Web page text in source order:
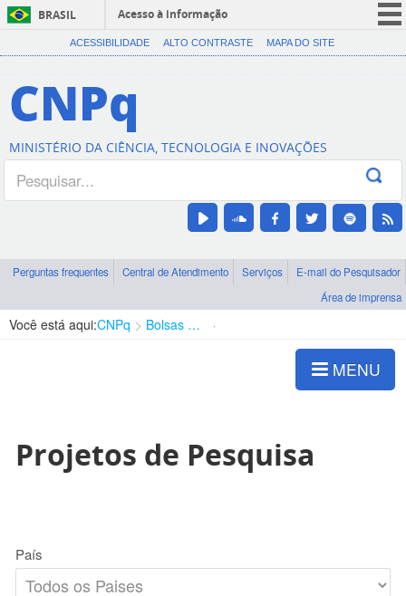
BRASIL
Acesso à informação
CORONAVÍRUS (COVID-19)
Canais
ACESSIBILIDADE ALTO CONTRASTE MAPA DO SITE
CNPq
MINISTÉRIO DA CIÊNCIA, TECNOLOGIA E INOVAÇÕES
Perguntas frequentes Central de Atendimento Serviços
E-mail do Pesquisador
Área de imprensa
Você está aqui:CNPq Bolsas e Auxílios Vigentes
MENU
Projetos de Pesquisa
País